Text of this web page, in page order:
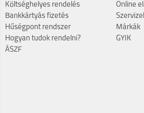
Költséghelyes rendelés
Bankkártyás fizetés
Hűségpont rendszer
Hogyan tudok rendelni?
ÁSZF
Online
Márkák
GYIK